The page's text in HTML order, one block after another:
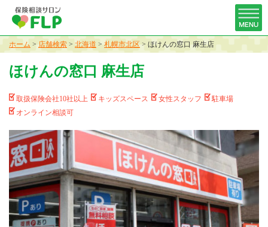
ホーム > 店舗検索 > 北海道 > 札幌市北区 > ほけんの窓口 麻生店
ほけんの窓口 麻生店
取扱保険会社10社以上 キッズスペース 女性スタッフ
駐車場
オンライン相談可